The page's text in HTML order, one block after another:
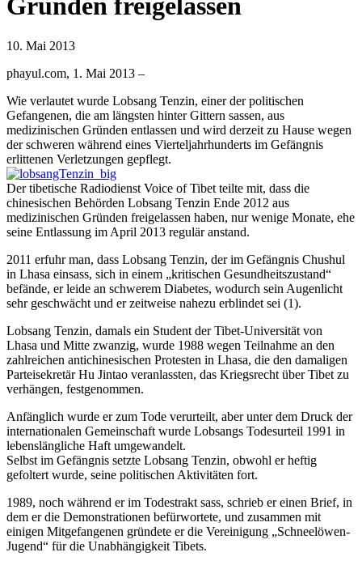
Gründen freigelassen
10. Mai 2013
phayul.com, 1. Mai 2013 –
Wie verlautet wurde Lobsang Tenzin, einer der politischen
Gefangenen, die am längsten hinter Gittern sassen, aus
medizinischen Gründen entlassen und wird derzeit zu Hause wegen
der schweren während eines Vierteljahrhunderts im Gefängnis
erlittenen Verletzungen gepflegt.
Der tibetische Radiodienst Voice of Tibet teilte mit, dass die
chinesischen Behörden Lobsang Tenzin Ende 2012 aus
medizinischen Gründen freigelassen haben, nur wenige Monate, ehe
seine Entlassung im April 2013 regulär anstand.
2011 erfuhr man, dass Lobsang Tenzin, der im Gefängnis Chushul
in Lhasa einsass, sich in einem „kritischen Gesundheitszustand“
befände, er leide an schwerem Diabetes, wodurch sein Augenlicht
sehr geschwächt und er zeitweise nahezu erblindet sei (1).
Lobsang Tenzin, damals ein Student der Tibet-Universität von
Lhasa und Mitte zwanzig, wurde 1988 wegen Teilnahme an den
zahlreichen antichinesischen Protesten in Lhasa, die den damaligen
Parteisekretär Hu Jintao veranlassten, das Kriegsrecht über Tibet zu
verhängen, festgenommen.
Anfänglich wurde er zum Tode verurteilt, aber unter dem Druck der
internationalen Gemeinschaft wurde Lobsangs Todesurteil 1991 in
lebenslängliche Haft umgewandelt.
Selbst im Gefängnis setzte Lobsang Tenzin, obwohl er heftig
gefoltert wurde, seine politischen Aktivitäten fort.
1989, noch während er im Todestrakt sass, schrieb er einen Brief, in
dem er die Demonstrationen befürwortete, und zusammen mit
einigen Mitgefangenen gründete er die Vereinigung „Schneelöwen-
Jugend“ für die Unabhängigkeit Tibets.